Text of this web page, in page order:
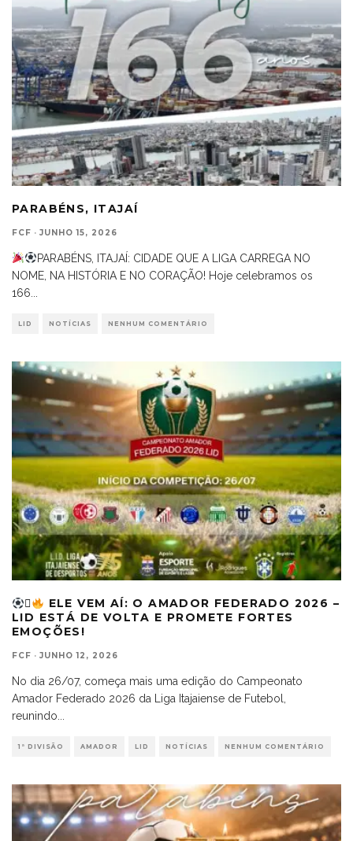
PARABÉNS, ITAJAÍ
FCF · JUNHO 15, 2026
PARABÉNS, ITAJAÍ: CIDADE QUE A LIGA CARREGA NO
NOME, NA HISTÓRIA E NO CORAÇÃO! Hoje celebramos os
166
LID NOTÍCIAS NENHUM COMENTÁRIO

ELE VEM AÍ: O AMADOR FEDERADO 2026 –
LID ESTÁ DE VOLTA E PROMETE FORTES
EMOÇÕES!
FCF · JUNHO 12, 2026
No dia 26/07, começa mais uma edição do Campeonato
Amador Federado 2026 da Liga Itajaiense de Futebol,
reunindo...
1ª DIVISÃO AMADOR LID NOTÍCIAS NENHUM COMENTÁRIO